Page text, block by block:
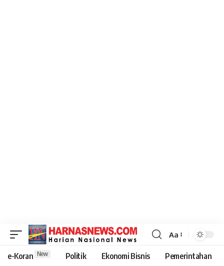
Aa
e-Koran New Politik Ekonomi Bisnis Pemerintahan